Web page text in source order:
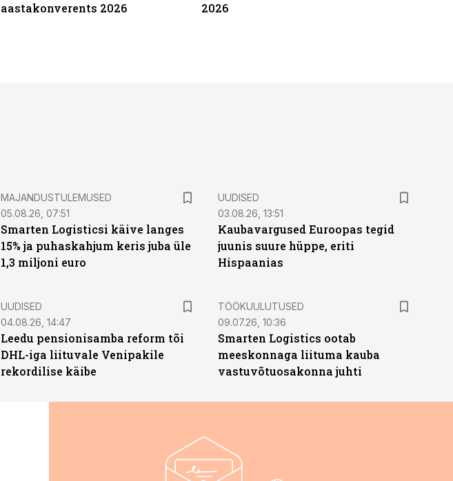
aastakonverents 2026
2026
MAJANDUSTULEMUSED
05.08.26, 07:51
Smarten Logisticsi käive langes
15% ja puhaskahjum keris juba üle
1,3 miljoni euro
UUDISED
03.08.26, 13:51
Kaubavargused Euroopas tegid
juunis suure hüppe, eriti
Hispaanias
UUDISED
04.08.26, 14:47
Leedu pensionisamba reform tõi
DHL-iga liituvale Venipakile
rekordilise käibe
ST
TÖÖKUULUTUSED
09.07.26, 10:36
Smarten Logistics ootab
meeskonnaga liituma kauba
vastuvõtuosakonna juhti